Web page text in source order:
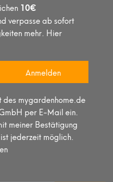
10€
verpasse ab sofort
mehr. Hier
Anmelden
mygardenhome.de
per E-Mail ein.
meiner Bestätigung
jederzeit möglich.